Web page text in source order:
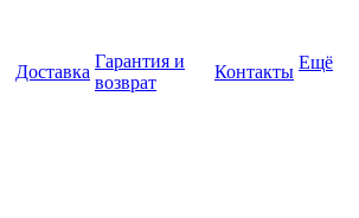
Доставка
Гарантия и
возврат
Контакты Ещё